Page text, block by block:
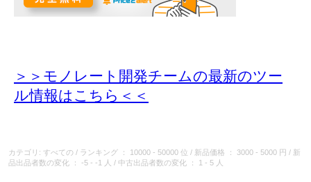
＞＞モノレート開発チームの最新のツー
ル情報はこちら＜＜
カテゴリ: すべての / ランキング ： 10000 - 50000 位 / 新品価格 ： 3000 - 5000 円 / 新
品出品者数の変化
： -5 - -1 人 / 中古出品者数の変化 ： 1 - 5 人